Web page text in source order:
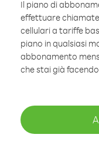
Il piano di
effettuare
cellulari a tariffe
piano in qualsiasi
abbonamento
che stai già